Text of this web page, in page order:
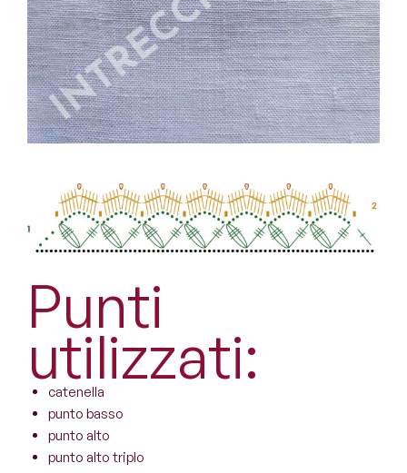
Punti
utilizzati:
catenella
punto basso
punto alto
punto alto triplo